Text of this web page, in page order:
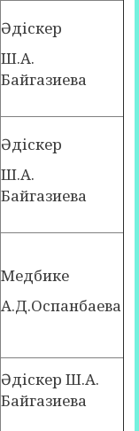
Әдіскер
Ш.А.
Байгазиева
Әдіскер
Ш.А.
Байгазиева
Медбике
А.Д.Оспанбаева
Әдіскер Ш.А.
Байгазиева